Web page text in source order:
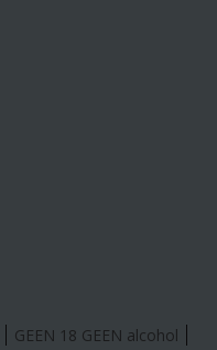
GEEN 18 GEEN alcohol